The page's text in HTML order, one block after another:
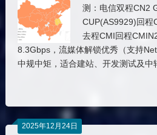
测：电信双程CN2
CUP(AS9929)回程
去程CMI回程
8.3Gbps，流媒体解锁优秀（支持
中规中矩，适合建站、开发测试及中
2025年12月24日